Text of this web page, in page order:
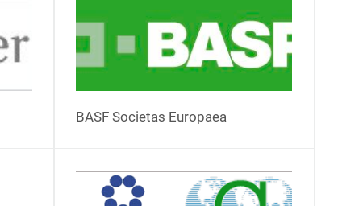
BASF Societas Europaea